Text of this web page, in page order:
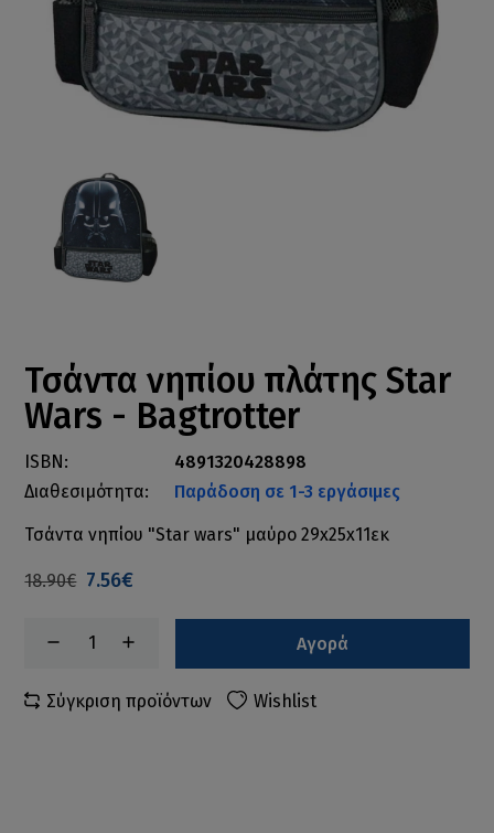
Τσάντα νηπίου πλάτης Star
Wars - Bagtrotter
ISBN:
4891320428898
Διαθεσιμότητα:
Παράδοση σε 1-3 εργάσιμες
Τσάντα νηπίου "Star wars" μαύρο 29x25x11εκ
18.90€ 7.56€
Αγορά
Σύγκριση προϊόντων Wishlist